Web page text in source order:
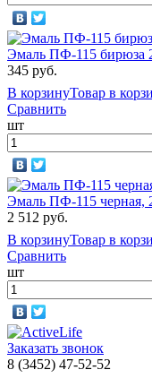
Эмаль ПФ-115 бирюза
345 руб.
В корзинуТовар в
Сравнить
шт
Эмаль ПФ-115 черная,
2 512 руб.
В корзинуТовар в
Сравнить
шт
Заказать звонок
8 (3452) 47-52-52